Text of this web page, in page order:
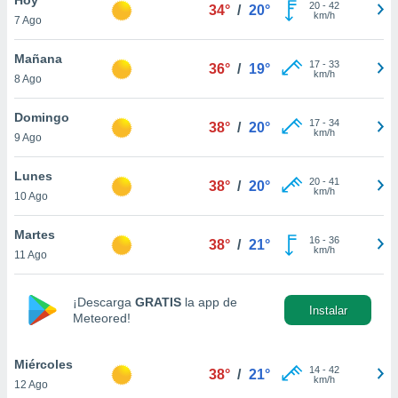
y
en
más
de
cookies
aceptar
7 Ago
34° / 20° 20- 42
km/h
Mañana
8 Ago
36° / 19° 17- 33
km/h
Domingo
9 Ago
38° / 20° 17- 34
km/h
Lunes
10 Ago
38° / 20° 20- 41
km/h
Martes
11 Ago
38° / 21° 16- 36
km/h
¡Descarga GRATIS la app de
Meteored!
Instalar
Miércoles
12 Ago
38° / 21° 14- 42
km/h